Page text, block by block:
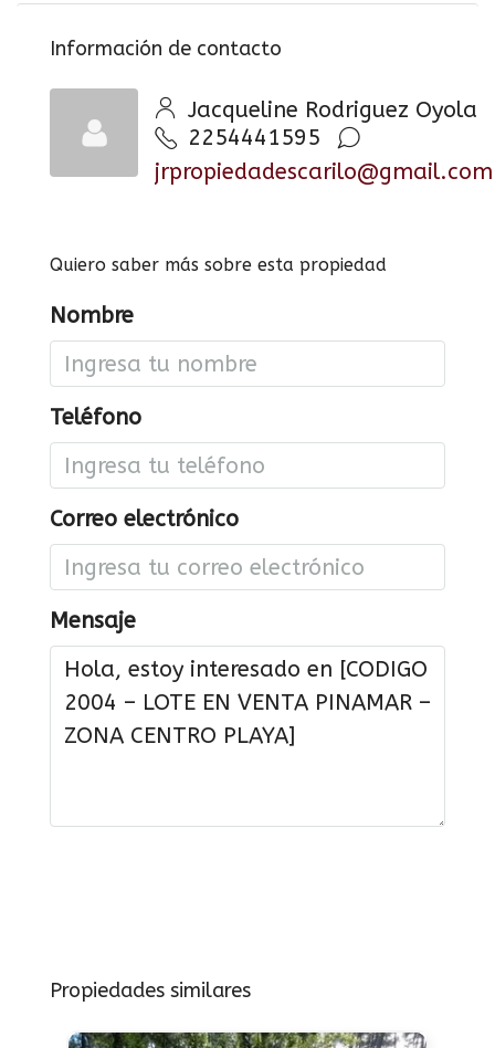
Información de contacto
Jacqueline Rodriguez Oyola
2254441595
jrpropiedadescarilo@gmail.com
Quiero saber más sobre esta propiedad
Nombre
Teléfono
Correo electrónico
Mensaje
Propiedades similares